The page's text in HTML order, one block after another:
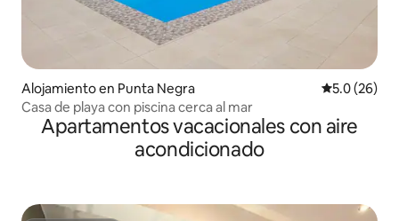
Alojamiento en Punta Negra Calificación
5.0 (26)
Casa de playa con piscina cerca al mar
Apartamentos vacacionales con aire
acondicionado